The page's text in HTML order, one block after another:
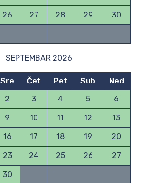
26 27 28 29 30
SEPTEMBAR 2026
Sre Čet Pet Sub
Ned
2 3 4 5 6
9 10 11 12 13
16 17 18 19 20
23 24 25 26 27
30